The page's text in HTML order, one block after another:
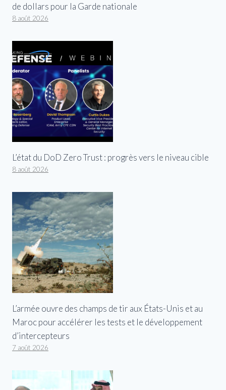
de dollars pour la Garde nationale
8 août 2026
L’état du DoD Zero Trust : progrès vers le niveau cible
8 août 2026
L’armée ouvre des champs de tir aux États-Unis et au
Maroc pour accélérer les tests et le développement
d’intercepteurs
7 août 2026